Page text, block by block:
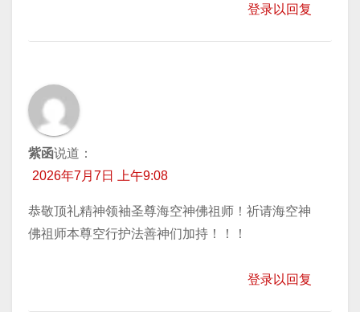
登录以回复
紫函说道：
2026年7月7日 上午9:08
恭敬顶礼精神领袖圣尊海空神佛祖师！祈请海空神
佛祖师本尊空行护法善神们加持！！！
登录以回复